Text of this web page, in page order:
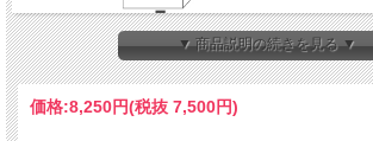
▼ 商品説明の続きを見る ▼
価格:8,250円(税抜 7,500円)